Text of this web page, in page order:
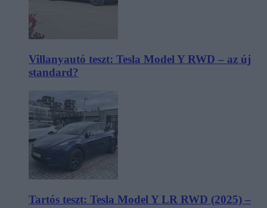
Villanyautó teszt: Tesla Model Y RWD – az új
standard?
Tartós teszt: Tesla Model Y LR RWD (2025) –